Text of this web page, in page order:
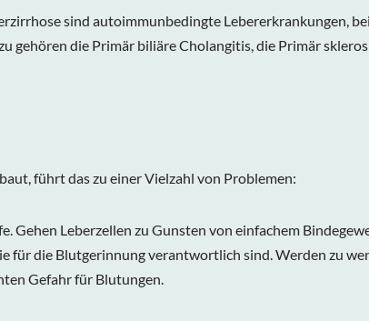
sind autoimmunbedingte Lebererkrankungen,
gehören die Primär biliäre Cholangitis, die Primär
führt das zu einer Vielzahl von Problemen:
Leberzellen zu Gunsten von einfachem
für die Blutgerinnung verantwortlich sind. Werden zu
Gefahr für Blutungen.